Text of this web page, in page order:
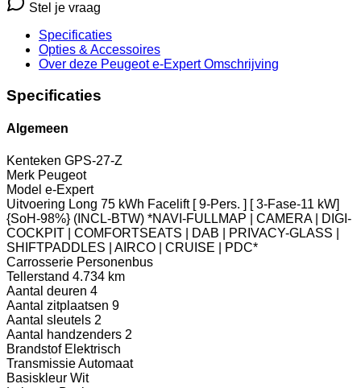
Stel je vraag
Specificaties
Opties & Accessoires
Over deze Peugeot e-Expert Omschrijving
Specificaties
Algemeen
Kenteken GPS-27-Z
Merk Peugeot
Model e-Expert
Uitvoering Long 75 kWh Facelift [ 9-Pers. ] [ 3-Fase-11 kW]
{SoH-98%} (INCL-BTW) *NAVI-FULLMAP | CAMERA | DIGI-
COCKPIT | COMFORTSEATS | DAB | PRIVACY-GLASS |
SHIFTPADDLES | AIRCO | CRUISE | PDC*
Carrosserie Personenbus
Tellerstand 4.734 km
Aantal deuren 4
Aantal zitplaatsen 9
Aantal sleutels 2
Aantal handzenders 2
Brandstof Elektrisch
TransmissieAutomaat
Basiskleur Wit